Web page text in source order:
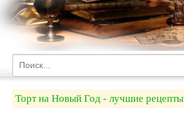
Торт на Новый Год - лучшие рецепты